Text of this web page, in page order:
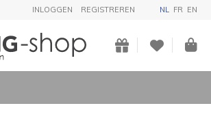
INLOGGEN REGISTREREN NL FR EN